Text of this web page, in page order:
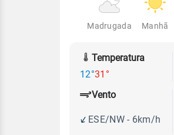
Madrugada Manhã
Temperatura
12°31°
Vento
ESE/NW - 6km/h